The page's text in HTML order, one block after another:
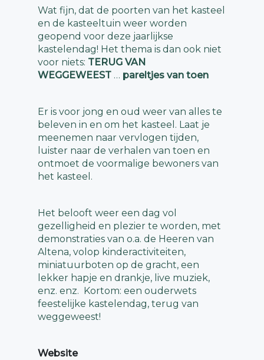
Wat fijn, dat de poorten van het kasteel
en de kasteeltuin weer worden
geopend voor deze jaarlijkse
kastelendag! Het thema is dan ook niet
voor niets: TERUG VAN
WEGGEWEEST … pareltjes van toen
Er is voor jong en oud weer van alles te
beleven in en om het kasteel. Laat je
meenemen naar vervlogen tijden,
luister naar de verhalen van toen en
ontmoet de voormalige bewoners van
het kasteel.
Het belooft weer een dag vol
gezelligheid en plezier te worden, met
demonstraties van o.a. de Heeren van
Altena, volop kinderactiviteiten,
miniatuurboten op de gracht, een
lekker hapje en drankje, live muziek,
enz. enz. Kortom: een ouderwets
feestelijke kastelendag, terug van
weggeweest!
Website